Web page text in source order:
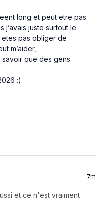
long et peut etre pas
j’avais juste surtout le
etes pas obliger de
m’aider,
savoir que des gens
:)
7m
et ce n'est vraiment